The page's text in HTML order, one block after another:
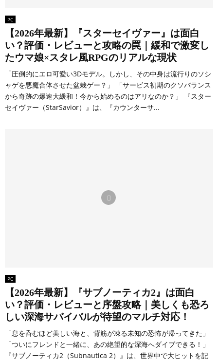
PC
【2026年最新】『スターセイヴァー』は面白
い？評価・レビューと攻略の罠｜緩和で激変し
たウマ娘×スタレ風RPGのリアルな現状
「圧倒的にエロ可愛い3Dモデル。しかし、その中身は流行りのソシ
ャゲを悪魔合体させた盆栽ゲー？」 「サービス初期のクソバランス
から奇跡の爆速大緩和！今から始めるのはアリなのか？」 『スター
セイヴァー（StarSavior）』は、『カウンターサ...
PC
【2026年最新】『サブノーティカ2』は面白
い？評価・レビューと序盤攻略｜美しくも恐ろ
しい深海サバイバルが待望のマルチ対応！
「息を呑むほど美しい海と、背筋が凍る未知の恐怖が帰ってきた」
「ついにフレンドと一緒に、あの絶望的な深海へダイブできる！」
『サブノーティカ2（Subnautica 2）』は、世界中で大ヒットを記